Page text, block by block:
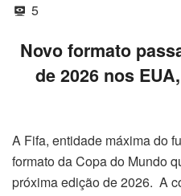
5
Novo formato
de 2026 nos
A Fifa, entidade máxima do
formato da Copa do Mundo
próxima edição de 2026. A